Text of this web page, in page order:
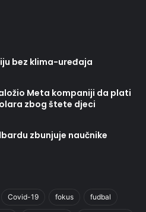
bez klima-uređaja
Meta kompaniji da plati
zbog štete djeci
zbunjuje naučnike
Covid-19 fokus fudbal